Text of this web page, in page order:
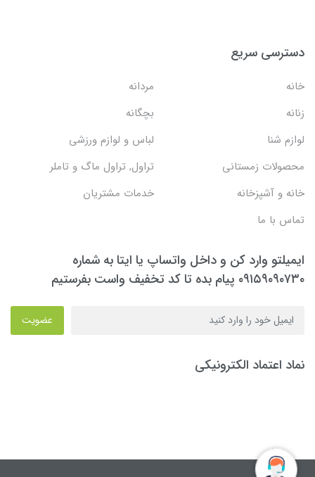
دسترسی سریع
خانه
مردانه
زنانه
بچگانه
لوازم شنا
لباس و لوازم ورزشی
محصولات زمستانی
تراول, تراول ماگ و تاملر
خانه و آشپزخانه
خدمات مشتریان
تماس با ما
ایمیلتو وارد کن و داخل واتساپ یا ایتا به شماره
۰۹۱۵۹۰۹۰۷۳۰ پیام بده تا کد تخفیف واست بفرستیم
عضویت
نماد اعتماد الکترونیکی